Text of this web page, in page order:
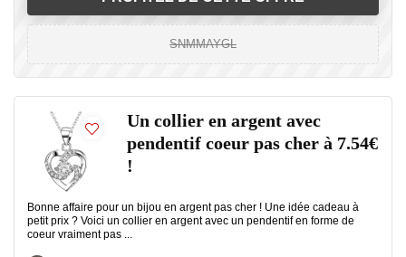
SNMMAYGL
Un collier en argent avec
pendentif coeur pas cher à 7.54€
!
Bonne affaire pour un bijou en argent pas cher ! Une idée cadeau à
petit prix ? Voici un collier en argent avec un pendentif en forme de
coeur vraiment pas ...